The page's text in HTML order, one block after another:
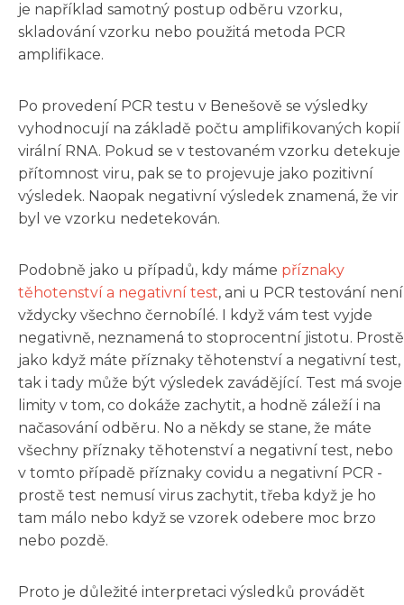
je například samotný postup odběru vzorku,
skladování vzorku nebo použitá metoda PCR
amplifikace.
Po provedení PCR testu v Benešově se výsledky
vyhodnocují na základě počtu amplifikovaných kopií
virální RNA. Pokud se v testovaném vzorku detekuje
přítomnost viru, pak se to projevuje jako pozitivní
výsledek. Naopak negativní výsledek znamená, že vir
byl ve vzorku nedetekován.
Podobně jako u případů, kdy máme příznaky
těhotenství a negativní test, ani u PCR testování není
vždycky všechno černobílé. I když vám test vyjde
negativně, neznamená to stoprocentní jistotu. Prostě
jako když máte příznaky těhotenství a negativní test,
tak i tady může být výsledek zavádějící. Test má svoje
limity v tom, co dokáže zachytit, a hodně záleží i na
načasování odběru. No a někdy se stane, že máte
všechny příznaky těhotenství a negativní test, nebo
v tomto případě příznaky covidu a negativní PCR -
prostě test nemusí virus zachytit, třeba když je ho
tam málo nebo když se vzorek odebere moc brzo
nebo pozdě.
Proto je důležité interpretaci výsledků provádět